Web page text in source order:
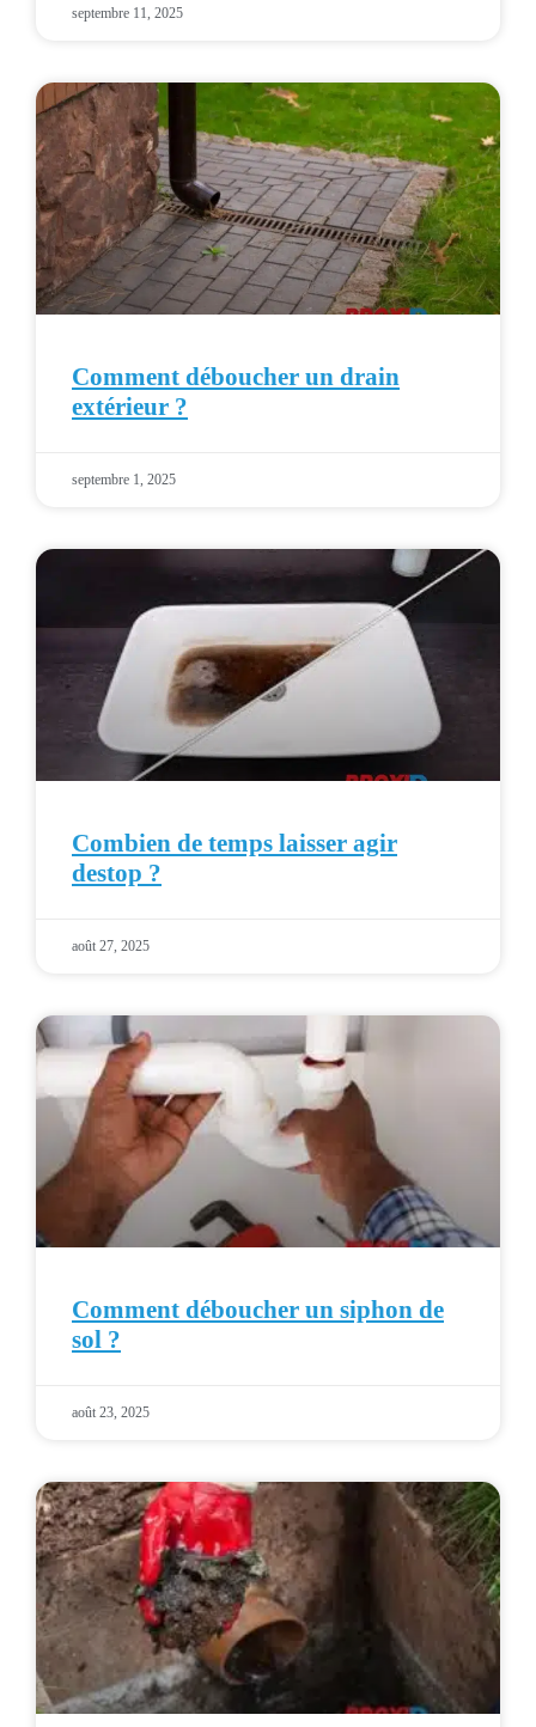
septembre 11, 2025
Comment déboucher un drain
extérieur ?
septembre 1, 2025
Combien de temps laisser agir
destop ?
août 27, 2025
Comment déboucher un siphon de
sol ?
août 23, 2025